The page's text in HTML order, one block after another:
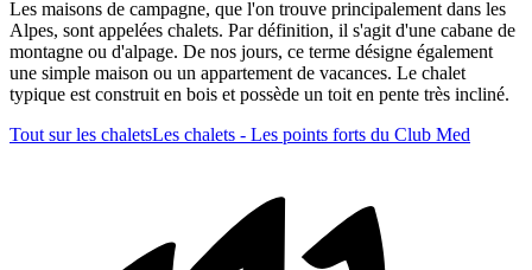
Les maisons de campagne, que l'on trouve principalement dans les
Alpes, sont appelées chalets. Par définition, il s'agit d'une cabane de
montagne ou d'alpage. De nos jours, ce terme désigne également
une simple maison ou un appartement de vacances. Le chalet
typique est construit en bois et possède un toit en pente très incliné.
Tout sur les chaletsLes chalets - Les points forts du Club Med